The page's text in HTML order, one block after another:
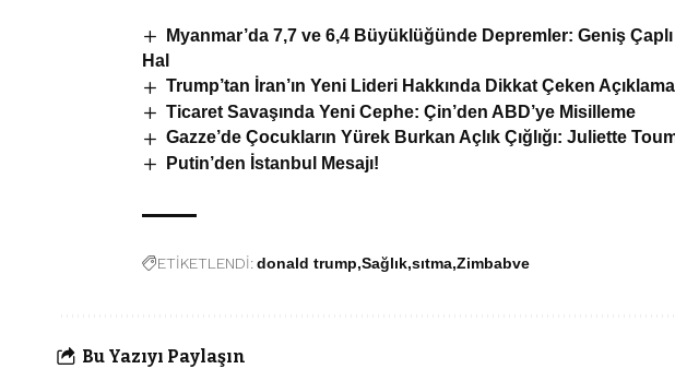
Myanmar’da 7,7 ve 6,4 Büyüklüğünde Depremler: Geniş Çaplı
Hal
Trump’tan İran’ın Yeni Lideri Hakkında Dikkat Çeken Açıklama
Ticaret Savaşında Yeni Cephe: Çin’den ABD’ye Misilleme
Gazze’de Çocukların Yürek Burkan Açlık Çığlığı: Juliette
Putin’den İstanbul Mesajı!
ETİKETLENDİ:donald trump Sağlık sıtma Zimbabve
Bu Yazıyı Paylaşın